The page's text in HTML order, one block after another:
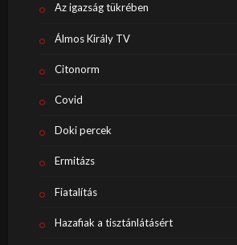
Az igazság tükrében
Álmos Király TV
Citonorm
Covid
Doki percek
Ermitázs
Fiatalítás
Hazafiak a tisztánlátásért